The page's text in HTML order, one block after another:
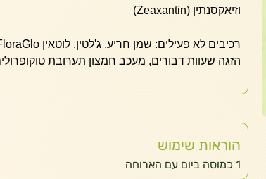
וזיאקסנתין (Zeaxantin)‏
הזגה שעוות דבורים, מעכב חמצון תערובת
הוראות שימוש
1 כמוסה ביום עם הארוחה